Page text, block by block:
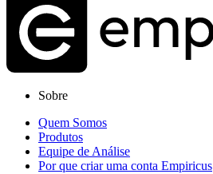
Sobre
Quem Somos
Produtos
Equipe de Análise
Por que criar uma conta Empiricus